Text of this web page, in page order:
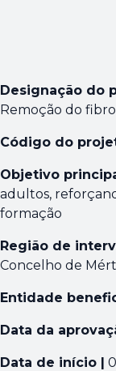
Designação do
Remoção do
Código do
Objetivo
adultos,
formação
Região de
Concelho de
Entidade
Data da
Data de início |